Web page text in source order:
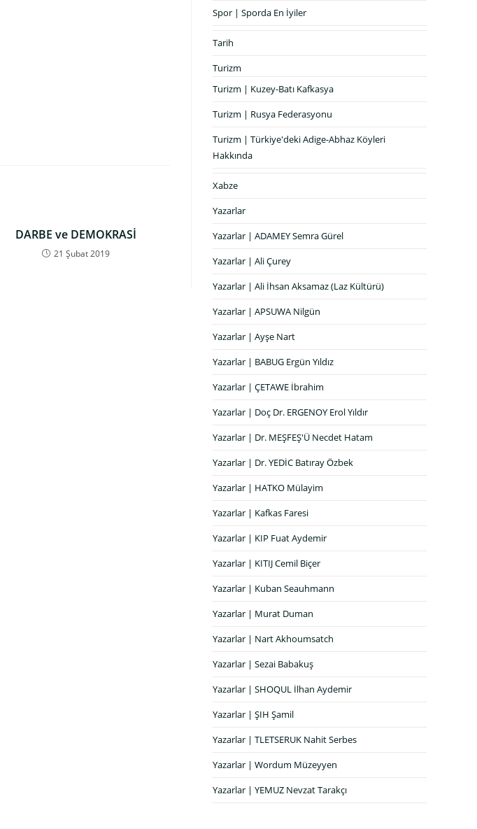
DARBE ve DEMOKRASİ
21 Şubat 2019
Spor | Sporda En İyiler
Tarih
Turizm
Turizm | Kuzey-Batı Kafkasya
Turizm | Rusya Federasyonu
Turizm | Türkiye'deki Adige-Abhaz Köyleri
Hakkında
Xabze
Yazarlar
Yazarlar | ADAMEY Semra Gürel
Yazarlar | Ali Çurey
Yazarlar | Ali İhsan Aksamaz (Laz Kültürü)
Yazarlar | APSUWA Nilgün
Yazarlar | Ayşe Nart
Yazarlar | BABUG Ergün Yıldız
Yazarlar | ÇETAWE İbrahim
Yazarlar | Doç Dr. ERGENOY Erol Yıldır
Yazarlar | Dr. MEŞFEŞ'Ü Necdet Hatam
Yazarlar | Dr. YEDİC Batıray Özbek
Yazarlar | HATKO Mülayim
Yazarlar | Kafkas Faresi
Yazarlar | KIP Fuat Aydemir
Yazarlar | KITIJ Cemil Biçer
Yazarlar | Kuban Seauhmann
Yazarlar | Murat Duman
Yazarlar | Nart Akhoumsatch
Yazarlar | Sezai Babakuş
Yazarlar | SHOQUL İlhan Aydemir
Yazarlar | ŞIH Şamil
Yazarlar | TLETSERUK Nahit Serbes
Yazarlar | Wordum Müzeyyen
Yazarlar | YEMUZ Nevzat Tarakçı